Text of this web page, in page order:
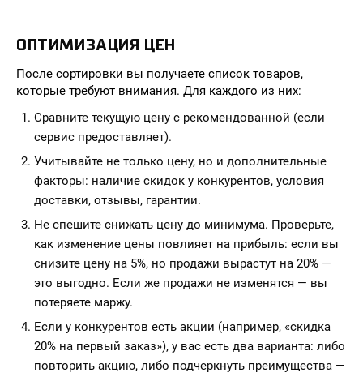
ОПТИМИЗАЦИЯ ЦЕН
После сортировки вы получаете список товаров,
которые требуют внимания. Для каждого из них:
Сравните текущую цену с рекомендованной (если
сервис предоставляет).
Учитывайте не только цену, но и дополнительные
факторы: наличие скидок у конкурентов, условия
доставки, отзывы, гарантии.
Не спешите снижать цену до минимума. Проверьте,
как изменение цены повлияет на прибыль: если вы
снизите цену на 5%, но продажи вырастут на 20% —
это выгодно. Если же продажи не изменятся — вы
потеряете маржу.
Если у конкурентов есть акции (например, «скидка
20% на первый заказ»), у вас есть два варианта: либо
повторить акцию, либо подчеркнуть преимущества —